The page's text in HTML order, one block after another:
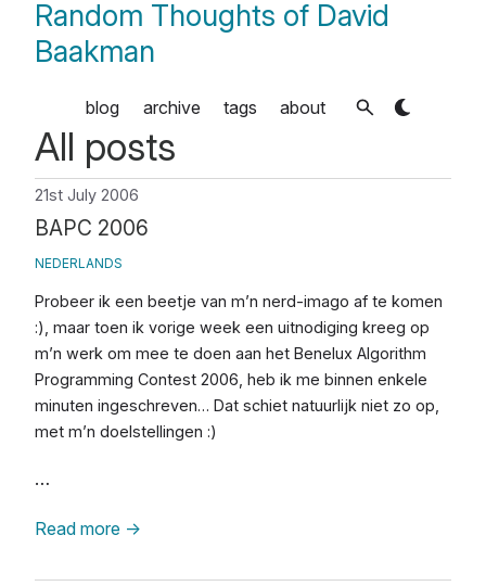
Random Thoughts of David
Baakman
blog archive tags about
All posts
21st July 2006
BAPC 2006
NEDERLANDS
Probeer ik een beetje van m’n nerd-imago af te komen
:), maar toen ik vorige week een uitnodiging kreeg op
m’n werk om mee te doen aan het Benelux Algorithm
Programming Contest 2006, heb ik me binnen enkele
minuten ingeschreven… Dat schiet natuurlijk niet zo op,
met m’n doelstellingen :)
…
Read more →